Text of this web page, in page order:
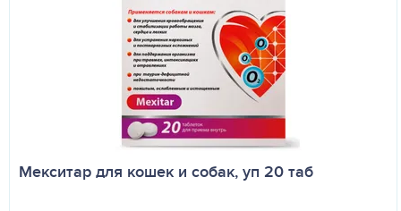
Мекситар для кошек и собак, уп 20 таб